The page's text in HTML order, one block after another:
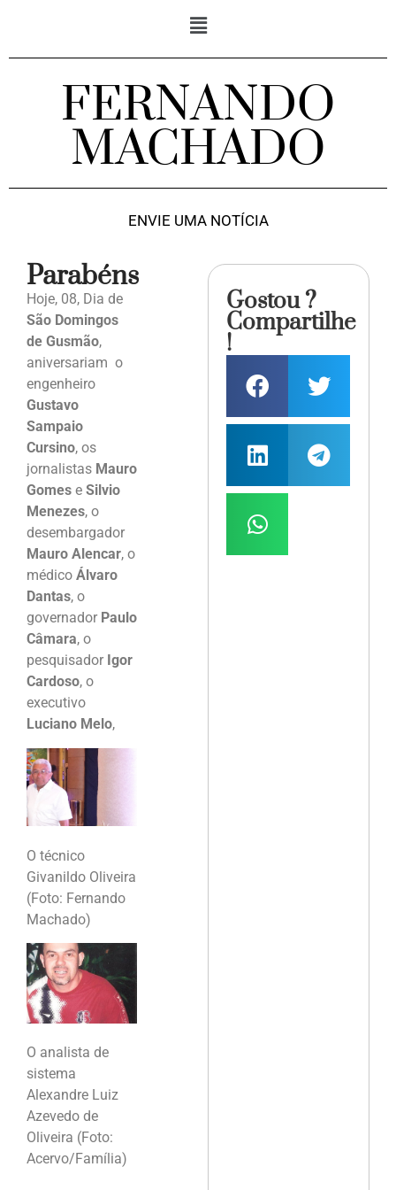
FERNANDO
MACHADO
ENVIE UMA NOTÍCIA
Parabéns
Hoje, 08, Dia de
São Domingos
de Gusmão,
aniversariam o
engenheiro
Gustavo
Sampaio
Cursino, os
jornalistas Mauro
Gomes e Silvio
Menezes, o
desembargador
Mauro Alencar, o
médico Álvaro
Dantas, o
governador Paulo
Câmara, o
pesquisador Igor
Cardoso, o
executivo
Luciano Melo,
O técnico
Givanildo Oliveira
(Foto: Fernando
Machado)
O analista de
sistema
Alexandre Luiz
Azevedo de
Oliveira (Foto:
Acervo/Família)
Gostou ?
Compartilhe
!